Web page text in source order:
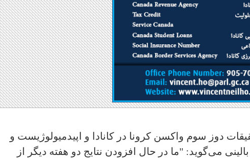
دوز سوم واکسن کرونا در کانادا و اپیدمیولوژیست و
می‌گوید: "ما در حال افزودن نتایج دو هفته دیگر از